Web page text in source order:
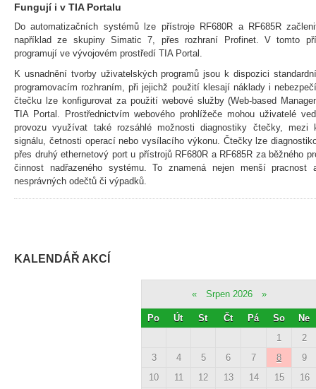
Fungují i v TIA Portalu
Do automatizačních systémů lze přístroje RF680R a RF685R
například ze skupiny Simatic 7, přes rozhraní Profinet. V tomto
programují ve vývojovém prostředí TIA Portal.
K usnadnění tvorby uživatelských programů jsou k dispozici
programovacím rozhraním, při jejichž použití klesají náklady i
čtečku lze konfigurovat za použití webové služby (Web-based
TIA Portal. Prostřednictvím webového prohlížeče mohou uživatelé
provozu využívat také rozsáhlé možnosti diagnostiky čtečky, mezi
signálu, četnosti operací nebo vysílacího výkonu. Čtečky lze
přes druhý ethernetový port u přístrojů RF680R a RF685R za běžného
činnost nadřazeného systému. To znamená nejen menší
nesprávných odečtů či výpadků.
KALENDÁŘ AKCÍ
« Srpen 2026 »
Po Út St Čt Pá So
Ne
1
2
3
4 5 6 7 8
9
10
11 12 13 14 15
16